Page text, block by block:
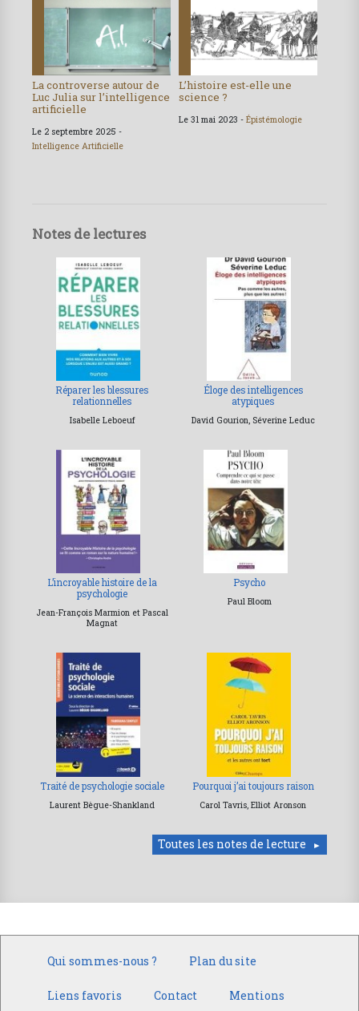
La controverse autour de
Luc Julia sur l’intelligence
artificielle
Le 2 septembre 2025 -
Intelligence Artificielle
L’histoire est-elle une
science ?
Le 31 mai 2023 - Épistémologie
Notes de lectures
Réparer les blessures
relationnelles
Isabelle Leboeuf
Éloge des intelligences
atypiques
David Gourion, Séverine Leduc
L’incroyable histoire de la
psychologie
Jean-François Marmion et Pascal
Magnat
Psycho
Paul Bloom
Traité de psychologie sociale
Laurent Bègue-Shankland
Pourquoi j’ai toujours raison
Carol Tavris, Elliot Aronson
Toutes les notes de lecture
Qui sommes-nous ? Plan du site
Liens favoris Contact Mentions